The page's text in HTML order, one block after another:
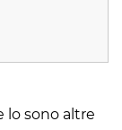
lo sono altre